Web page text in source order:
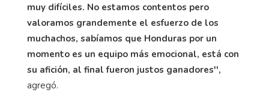
muy difíciles. No estamos contentos pero
valoramos grandemente el esfuerzo de los
muchachos, sabíamos que Honduras por un
momento es un equipo más emocional, está con
su afición, al final fueron justos ganadores'',
agregó.